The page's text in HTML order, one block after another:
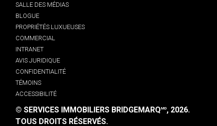
SALLE DES MÉDIAS
BLOGUE
PROPRIÉTÉS LUXUEUSES
COMMERCIAL
INTRANET
AVIS JURIDIQUE
CONFIDENTIALITÉ
TÉMOINS
ACCESSIBILITÉ
© SERVICES IMMOBILIERS BRIDGEMARQMD, 2026.
TOUS DROITS RÉSERVÉS.